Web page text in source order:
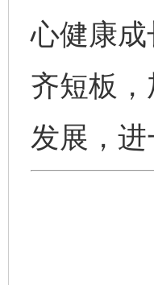
心健康
齐短板
发展，